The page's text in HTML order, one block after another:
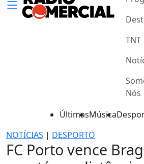
TNT
Nós
ÚltimasMúsica
NOTÍCIAS | DESPORTO
FC Porto vence